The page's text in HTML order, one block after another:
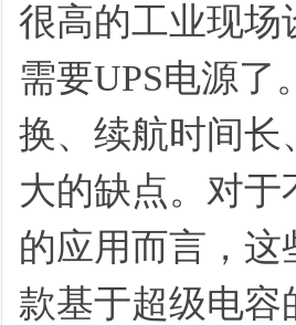
很高的工业现场
需要UPS电源了
换、续航时间长
大的缺点。对
的应用而言，这
款基于超级电容